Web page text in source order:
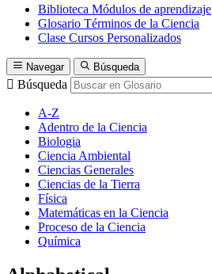
Biblioteca Módulos de aprendizaje
Glosario Términos de la Ciencia
Clase Cursos Personalizados
Navegar Búsqueda
Búsqueda
A-Z
Adentro de la Ciencia
Biologia
Ciencia Ambiental
Ciencias Generales
Ciencias de la Tierra
Física
Matemáticas en la Ciencia
Proceso de la Ciencia
Química